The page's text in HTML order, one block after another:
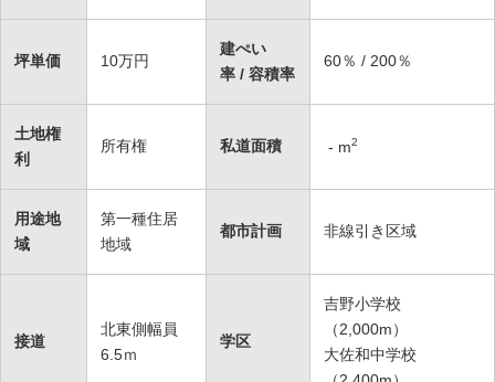
坪単価 10万円
建ぺい
率 / 容積率
60％ / 200％
土地権
利
所有権 私道面積 - m2
用途地
域
第一種住居
地域
都市計画 非線引き区域
接道
北東側幅員
6.5ｍ
学区
吉野小学校
（2,000m）
大佐和中学校